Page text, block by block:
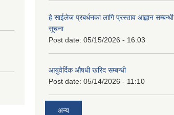
हे साईलेज प्रबर्धनका लागि प्रस्ताव आह्वान सम्बन्धी
सूचना
Post date: 05/15/2026 - 16:03
आयुवेर्दिक औषधी खरिद सम्बन्धी
Post date: 05/14/2026 - 11:10
अन्य